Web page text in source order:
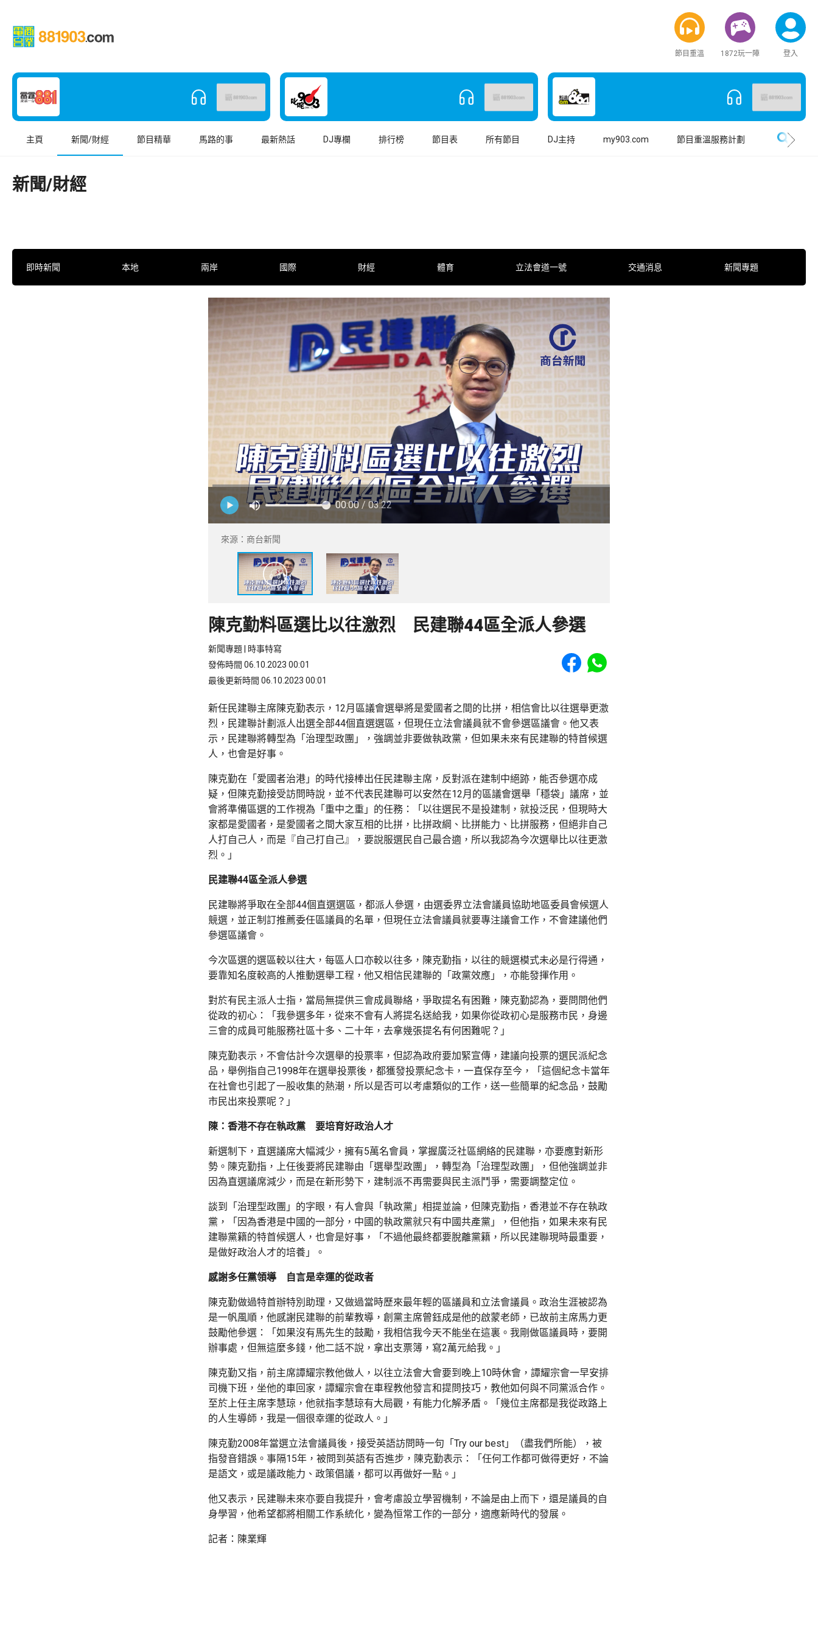
節目重溫 1872玩一陣 登入
主頁 新聞/財經 節目精華 馬路的事 最新熱話 DJ專欄 排行榜 節目表 所有節目 DJ主持 my903.com 節目重溫服務計劃
新聞/財經
即時新聞 本地 兩岸 國際 財經 體育 立法會道一號 交通消息 新聞專題
00:00 / 03:22
來源：商台新聞
陳克勤料區選比以往激烈 民建聯44區全派人參選
新聞專題 | 時事特寫
發佈時間 06.10.2023 00:01
最後更新時間 06.10.2023 00:01
Share to Facebook
Share to WhatsApp
新任民建聯主席陳克勤表示，12月區議會選舉將是愛國者之間的比拼，相信會比以往選舉更激
烈，民建聯計劃派人出選全部44個直選選區，但現任立法會議員就不會參選區議會。他又表
示，民建聯將轉型為「治理型政團」，強調並非要做執政黨，但如果未來有民建聯的特首候選
人，也會是好事。
陳克勤在「愛國者治港」的時代接棒出任民建聯主席，反對派在建制中絕跡，能否參選亦成
疑，但陳克勤接受訪問時說，並不代表民建聯可以安然在12月的區議會選舉「穩袋」議席，並
會將準備區選的工作視為「重中之重」的任務：「以往選民不是投建制，就投泛民，但現時大
家都是愛國者，是愛國者之間大家互相的比拼，比拼政綱、比拼能力、比拼服務，但絕非自己
人打自己人，而是『自己打自己』，要說服選民自己最合適，所以我認為今次選舉比以往更激
烈。」
民建聯44區全派人參選
民建聯將爭取在全部44個直選選區，都派人參選，由選委界立法會議員協助地區委員會候選人
競選，並正制訂推薦委任區議員的名單，但現任立法會議員就要專注議會工作，不會建議他們
參選區議會。
今次區選的選區較以往大，每區人口亦較以往多，陳克勤指，以往的競選模式未必是行得通，
要靠知名度較高的人推動選舉工程，他又相信民建聯的「政黨效應」，亦能發揮作用。
對於有民主派人士指，當局無提供三會成員聯絡，爭取提名有困難，陳克勤認為，要問問他們
從政的初心：「我參選多年，從來不會有人將提名送給我，如果你從政初心是服務市民，身邊
三會的成員可能服務社區十多、二十年，去拿幾張提名有何困難呢？」
陳克勤表示，不會估計今次選舉的投票率，但認為政府要加緊宣傳，建議向投票的選民派紀念
品，舉例指自己1998年在選舉投票後，都獲發投票紀念卡，一直保存至今，「這個紀念卡當年
在社會也引起了一股收集的熱潮，所以是否可以考慮類似的工作，送一些簡單的紀念品，鼓勵
市民出來投票呢？」
陳：香港不存在執政黨 要培育好政治人才
新選制下，直選議席大幅減少，擁有5萬名會員，掌握廣泛社區網絡的民建聯，亦要應對新形
勢。陳克勤指，上任後要將民建聯由「選舉型政團」，轉型為「治理型政團」，但他強調並非
因為直選議席減少，而是在新形勢下，建制派不再需要與民主派鬥爭，需要調整定位。
談到「治理型政團」的字眼，有人會與「執政黨」相提並論，但陳克勤指，香港並不存在執政
黨，「因為香港是中國的一部分，中國的執政黨就只有中國共產黨」，但他指，如果未來有民
建聯黨籍的特首候選人，也會是好事，「不過他最終都要脫離黨籍，所以民建聯現時最重要，
是做好政治人才的培養」。
感謝多任黨領導 自言是幸運的從政者
陳克勤做過特首辦特別助理，又做過當時歷來最年輕的區議員和立法會議員。政治生涯被認為
是一帆風順，他感謝民建聯的前輩教導，創黨主席曾鈺成是他的啟蒙老師，已故前主席馬力更
鼓勵他參選：「如果沒有馬先生的鼓勵，我相信我今天不能坐在這裏。我剛做區議員時，要開
辦事處，但無這麼多錢，他二話不說，拿出支票簿，寫2萬元給我。」
陳克勤又指，前主席譚耀宗教他做人，以往立法會大會要到晚上10時休會，譚耀宗會一早安排
司機下班，坐他的車回家，譚耀宗會在車程教他發言和提問技巧，教他如何與不同黨派合作。
至於上任主席李慧琼，他就指李慧琼有大局觀，有能力化解矛盾。「幾位主席都是我從政路上
的人生導師，我是一個很幸運的從政人。」
陳克勤2008年當選立法會議員後，接受英語訪問時一句「Try our best」（盡我們所能），被
指發音錯誤。事隔15年，被問到英語有否進步，陳克勤表示：「任何工作都可做得更好，不論
是語文，或是議政能力、政策倡議，都可以再做好一點。」
他又表示，民建聯未來亦要自我提升，會考慮設立學習機制，不論是由上而下，還是議員的自
身學習，他希望都將相關工作系統化，變為恒常工作的一部分，適應新時代的發展。
記者：陳業輝